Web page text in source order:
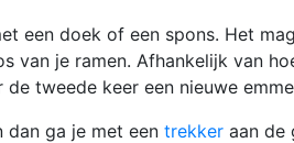
een doek of een spons. Het
van je ramen. Afhankelijk van
tweede keer een nieuwe
dan ga je met een trekker aan de